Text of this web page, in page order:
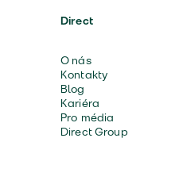
Direct
O nás
Kontakty
Blog
Kariéra
Pro média
Direct Group